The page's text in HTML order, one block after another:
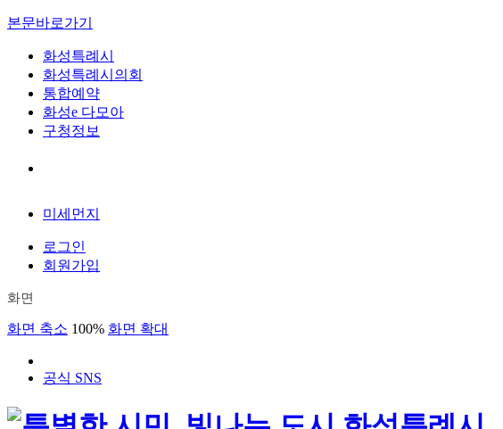
본문바로가기
화성특례시
화성특례시의회
통합예약
화성e 다모아
구청정보
미세먼지
로그인
회원가입
화면
화면 축소 100% 화면 확대
공식 SNS